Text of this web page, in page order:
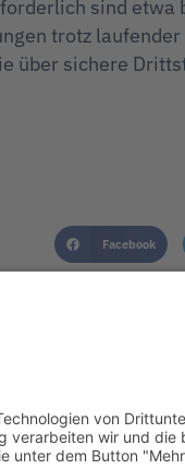
sind
trotz
über sichere
Facebook